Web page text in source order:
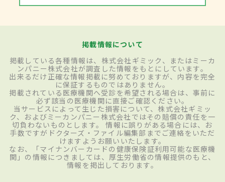
掲載情報について
掲載している各種情報は、株式会社ギミック、またはミーカ
ンパニー株式会社が調査した情報をもとにしています。
出来るだけ正確な情報掲載に努めておりますが、内容を完全
に保証するものではありません。
掲載されている医療機関へ受診を希望される場合は、事前に
必ず該当の医療機関に直接ご確認ください。
当サービスによって生じた損害について、株式会社ギミッ
ク、およびミーカンパニー株式会社ではその賠償の責任を一
切負わないものとします。 情報に誤りがある場合には、お
手数ですがドクターズ・ファイル編集部までご連絡をいただ
けますようお願いいたします。
なお、「マイナンバーカードの健康保険証利用可能な医療機
関」の情報につきましては、厚生労働省の情報提供のもと、
情報を掲出しております。